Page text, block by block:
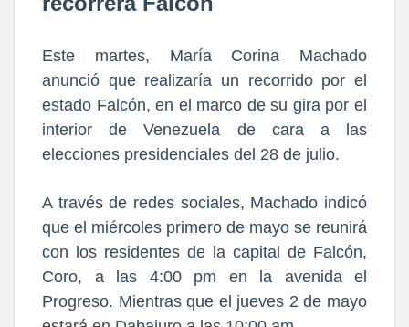
Este martes, María Corina Machado
anunció que realizaría un recorrido por el
estado Falcón, en el marco de su gira por el
interior de Venezuela de cara a las
elecciones presidenciales del 28 de julio.
A través de redes sociales, Machado indicó
que el miércoles primero de mayo se reunirá
con los residentes de la capital de Falcón,
Coro, a las 4:00 pm en la avenida el
Progreso. Mientras que el jueves 2 de mayo